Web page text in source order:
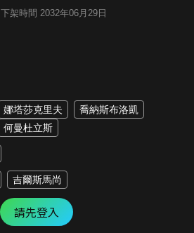
下架時間 2032年06月29日
娜塔莎克里夫
喬納斯布洛凱
何曼杜立斯
吉爾斯馬尚
請先登入